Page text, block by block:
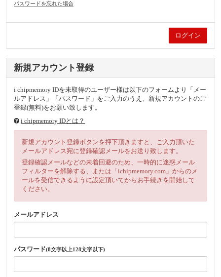
パスワードを忘れた場合
新規アカウント登録
i chipmemory IDを未取得のユーザー様は以下のフォームより「メー
ルアドレス」「パスワード」をご入力のうえ、新規アカウントのご
登録(無料)をお願い致します。
i chipmemory IDとは？
新規アカウント登録ボタンを押下頂きますと、ご入力頂いた
メールアドレス宛に登録確認メールをお送り致します。
登録確認メールなどの未着回避のため、一時的に迷惑メール
フィルターを解除する、または「ichipmemory.com」からのメ
ールを受信できるように設定頂いてからお手続きを開始して
ください。
メールアドレス
パスワード(8文字以上128文字以下)